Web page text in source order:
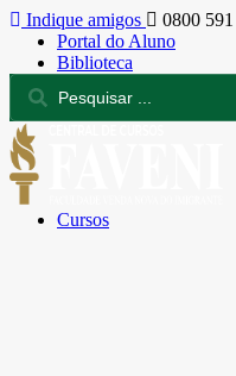
Indique amigos
0800
Portal do Aluno
Biblioteca
Cursos